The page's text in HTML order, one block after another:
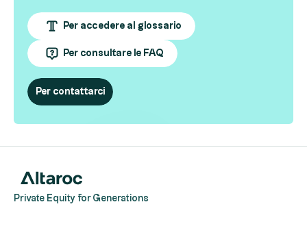
Per accedere al glossario
Per consultare le FAQ
Per contattarci
Private Equity for Generations